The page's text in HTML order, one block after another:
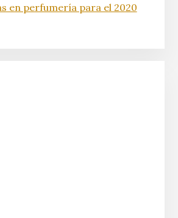
en perfumería para el 2020